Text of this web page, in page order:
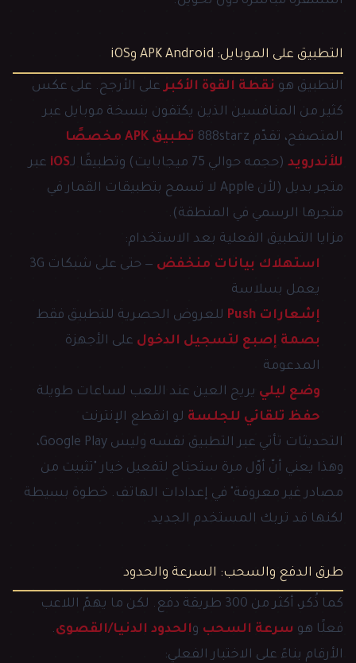
التطبيق على الموبايل: APK Android وiOS
التطبيق هو نقطة القوة الأكبرعلى الأرجح. على عكس
كثير من المنافسين الذين يكتفون بنسخة موبايل عبر
المتصفح، تقدّم 888starz
تطبيق APK مخصصًا
للأندرويد (حجمه حوالي 75 ميجابايت) وتطبيقًا لـ iOS عبر
متجر بديل (لأن Apple لا تسمح بتطبيقات القمار في
متجرها الرسمي في المنطقة).
مزايا التطبيق الفعلية بعد الاستخدام:
استهلاك بيانات منخفض
— حتى على شبكات 3G
يعمل بسلاسة
إشعارات Push
للعروض الحصرية للتطبيق فقط
بصمة إصبع لتسجيل الدخول على الأجهزة
المدعومة
وضع ليلي يريح العين عند اللعب لساعات طويلة
حفظ تلقائي للجلسة لو انقطع الإنترنت
التحديثات تأتي عبر التطبيق نفسه وليس Google Play،
وهذا يعني أنّ أوّل مرة ستحتاج لتفعيل خيار "تثبيت من
مصادر غير معروفة" في إعدادات الهاتف. خطوة بسيطة
لكنها قد تربك المستخدم الجديد.
طرق الدفع والسحب: السرعة والحدود
كما ذُكر، أكثر من 300 طريقة دفع. لكن ما يهمّ اللاعب
فعلًا هو سرعة السحب والحدود الدنيا/القصوى.
الأرقام بناءً على الاختبار الفعلي: